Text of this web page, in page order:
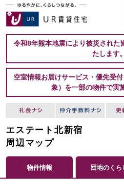
令和8年熊本地震により被災された
たします。
空室情報お届けサービス・優先受
象）を一部の物件で実
エステート北新宿
周辺マップ
物件情報 団地のくら